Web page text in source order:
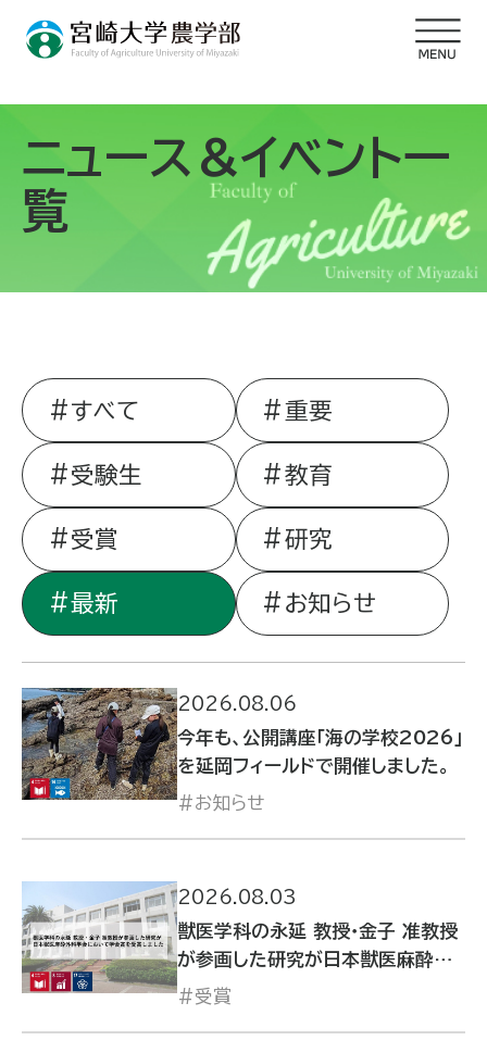
ニュース＆イベント一
覧
すべて 重要
受験生 教育
受賞 研究
最新 お知らせ
2026.08.06
今年も、公開講座「海の学校2026」
を延岡フィールドで開催しました。
お知らせ
2026.08.03
獣医学科の永延 教授・金子 准教授
が参画した研究が日本獣医麻酔外
科学会において学会賞を受賞しま
受賞